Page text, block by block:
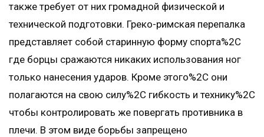
также требует от них громадной физической и
технической подготовки. Греко-римская перепалка
представляет собой старинную форму спорта%2C
где борцы сражаются никаких использования ног
только нанесения ударов. Кроме этого%2C они
полагаются на свою силу%2C гибкость и технику%2C
чтобы контролировать же повергать противника в
плечи. В этом виде борьбы запрещено